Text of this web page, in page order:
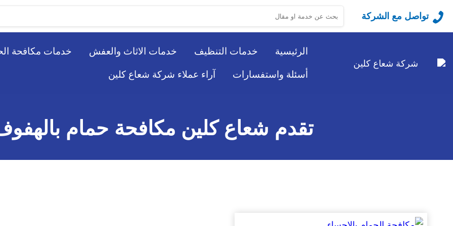
تواصل مع الشركة
البحث
عن:
الرئيسية خدمات التنظيف خدمات الاثاث والعفش خدمات مكافحة
أسئلة واستفسارات آراء عملاء شركة شعاع كلين
تقدم شعاع كلين مكافحة حمام بالهفوف